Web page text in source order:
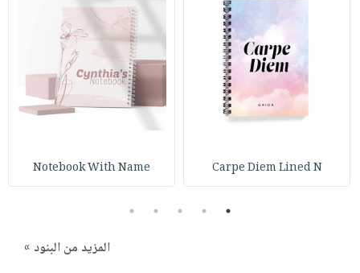
Carpe Diem Lined N
Notebook With Name
1
2
3
4
5
المزيد من البنود »